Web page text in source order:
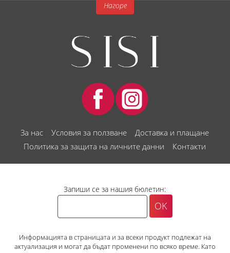
Нагоре
За нас Условия за ползване
Доставка и плащане
Политика за защита на личните данни
Контакти
Запиши се за нашия бюлетин:
Информацията в страницата и за всеки продукт подлежат на
актуализация и могат да бъдат променени по всяко време. Като